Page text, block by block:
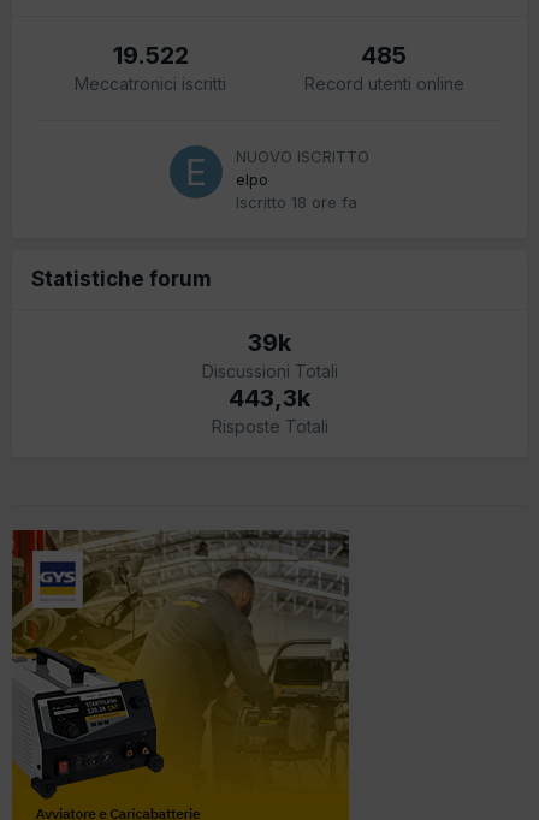
19.522
Meccatronici iscritti
485
Record utenti online
NUOVO ISCRITTO
elpo
Iscritto 18 ore fa
Statistiche forum
39k
Discussioni Totali
443,3k
Risposte Totali